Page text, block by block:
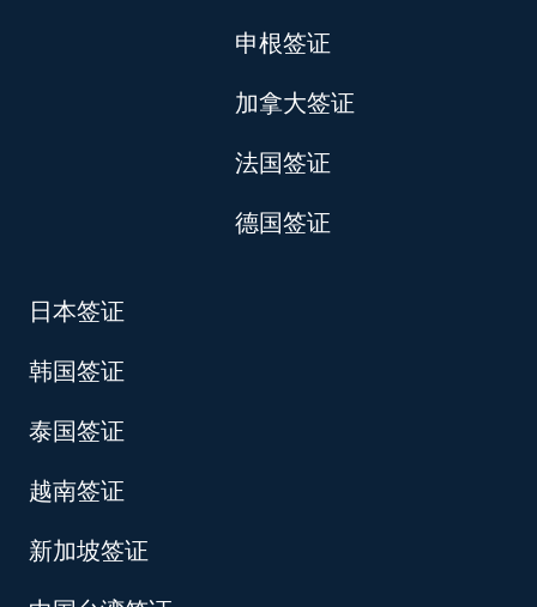
申根签证
加拿大签证
法国签证
德国签证
日本签证
韩国签证
泰国签证
越南签证
新加坡签证